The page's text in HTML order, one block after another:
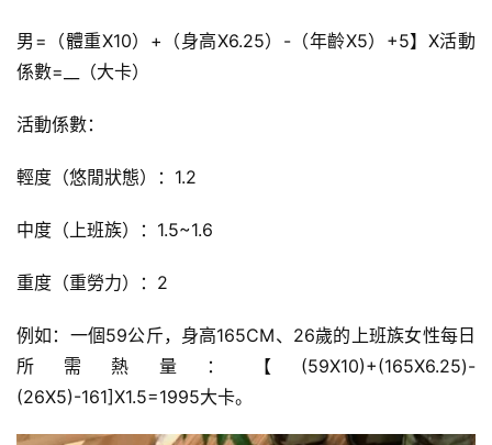
男=（體重X10）+（身高X6.25）-（年齡X5）+5】X活動
係數=__（大卡）
活動係數：
輕度（悠閒狀態）：1.2
中度（上班族）：1.5~1.6
重度（重勞力）：2
例如：一個59公斤，身高165CM、26歲的上班族女性每日
所需熱量：【(59X10)+(165X6.25)-
(26X5)-161]X1.5=1995大卡。